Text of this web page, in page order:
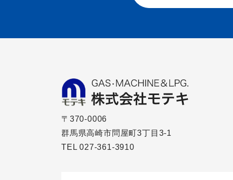
〒370-0006
群馬県高崎市問屋町3丁目3-1
TEL027-361-3910